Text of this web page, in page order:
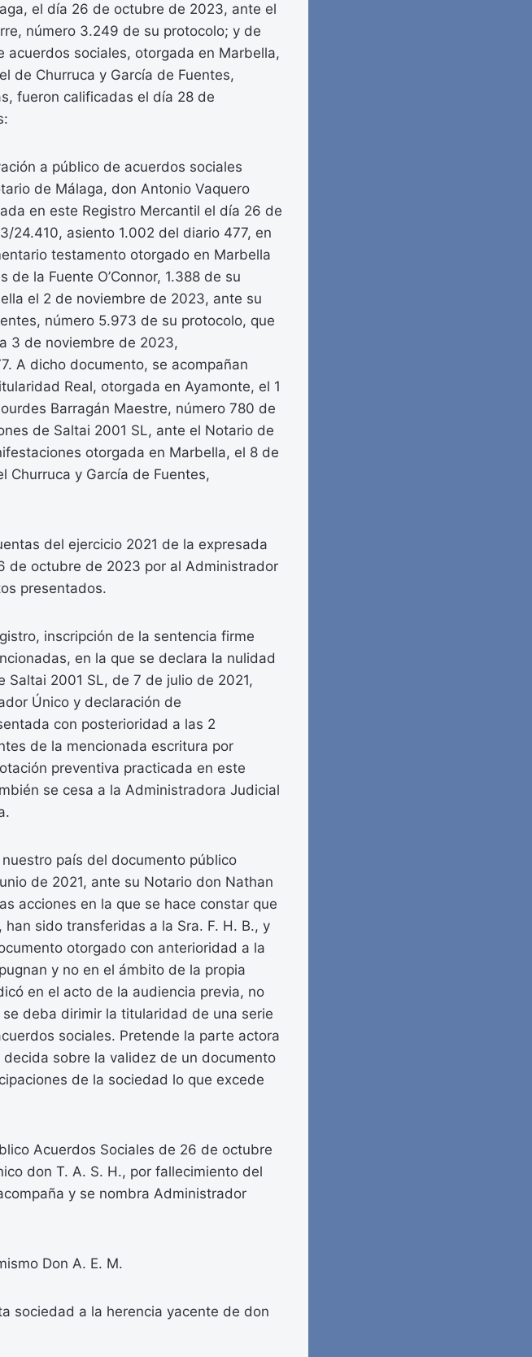
el día 26 de octubre de 2023, ante el
número 3.249 de su protocolo; y de
sociales, otorgada en Marbella,
de Churruca y García de Fuentes,
fueron calificadas el día 28 de
a público de acuerdos sociales
de Málaga, don Antonio Vaquero
en este Registro Mercantil el día 26 de
24.410, asiento 1.002 del diario 477, en
testamento otorgado en Marbella
la Fuente O’Connor, 1.388 de su
el 2 de noviembre de 2023, ante su
número 5.973 de su protocolo, que
3 de noviembre de 2023,
A dicho documento, se acompañan
Real, otorgada en Ayamonte, el 1
Barragán Maestre, número 780 de
de Saltai 2001 SL, ante el Notario de
otorgada en Marbella, el 8 de
Churruca y García de Fuentes,
del ejercicio 2021 de la expresada
de octubre de 2023 por al Administrador
presentados.
inscripción de la sentencia firme
en la que se declara la nulidad
2001 SL, de 7 de julio de 2021,
Único y declaración de
con posterioridad a las 2
de la mencionada escritura por
preventiva practicada en este
se cesa a la Administradora Judicial
país del documento público
de 2021, ante su Notario don Nathan
acciones en la que se hace constar que
sido transferidas a la Sra. F. H. B., y
otorgado con anterioridad a la
y no en el ámbito de la propia
en el acto de la audiencia previa, no
deba dirimir la titularidad de una serie
sociales. Pretende la parte actora
sobre la validez de un documento
de la sociedad lo que excede
Acuerdos Sociales de 26 de octubre
don T. A. S. H., por fallecimiento del
y se nombra Administrador
Don A. E. M.
sociedad a la herencia yacente de don